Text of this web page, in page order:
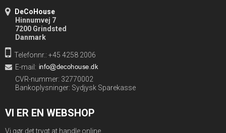
DeCoHouse
Hinnumvej 7
7200 Grindsted
Danmark
Telefonnr.: +45 4258 2006
E-mail :
CVR-nummer: 32770002
Bankoplysninger: Sydjysk Sparekasse
VI ER EN WEBSHOP
Vi gør det trygt at handle online